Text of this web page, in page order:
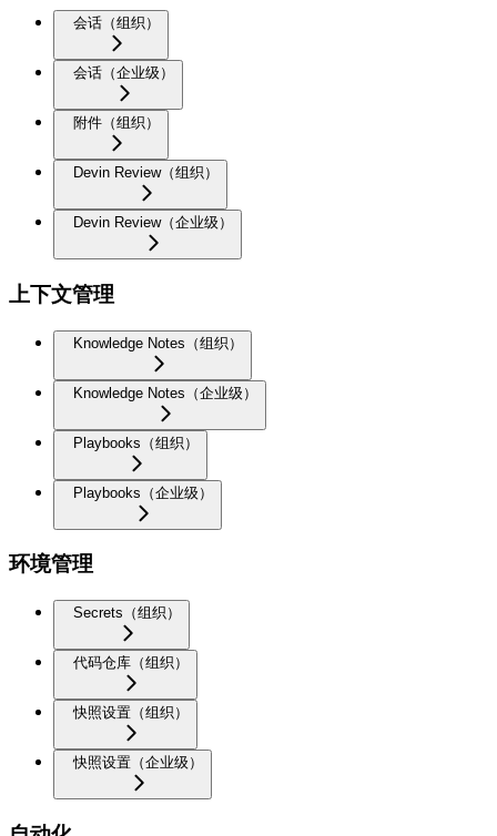
会话（组织）
会话（企业级）
附件（组织）
Devin Review（组织）
Devin Review（企业级）
上下文管理
Knowledge Notes（组织）
Knowledge Notes（企业级）
Playbooks（组织）
Playbooks（企业级）
环境管理
Secrets（组织）
代码仓库（组织）
快照设置（组织）
快照设置（企业级）